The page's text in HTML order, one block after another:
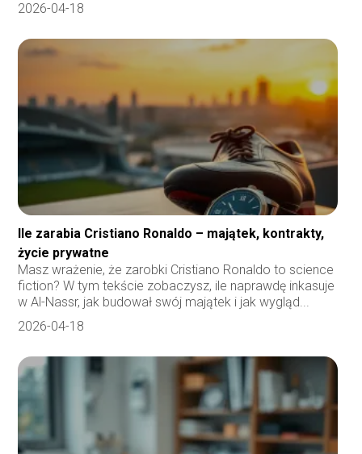
2026-04-18
Ile zarabia Cristiano Ronaldo – majątek, kontrakty,
życie prywatne
Masz wrażenie, że zarobki Cristiano Ronaldo to science
fiction? W tym tekście zobaczysz, ile naprawdę inkasuje
w Al-Nassr, jak budował swój majątek i jak wygląd...
2026-04-18